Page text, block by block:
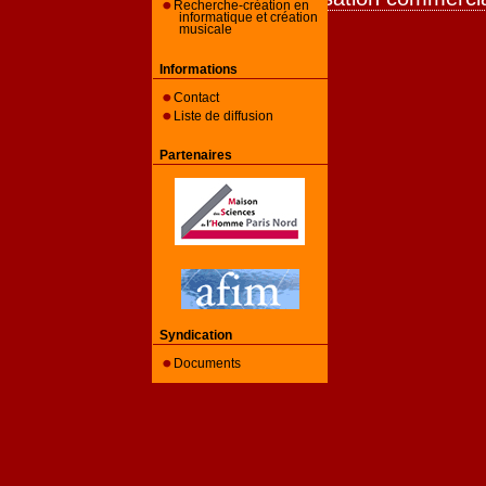
Recherche-création en
informatique et création
musicale
Informations
Contact
Liste de diffusion
Partenaires
Syndication
Documents